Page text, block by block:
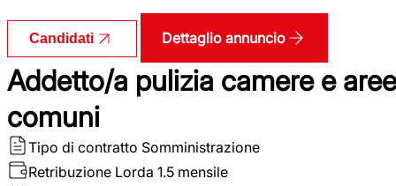
Candidati Dettaglio annuncio
Addetto/a pulizia camere e aree
comuni
Tipo di contratto Somministrazione
Retribuzione Lorda 1.5 mensile